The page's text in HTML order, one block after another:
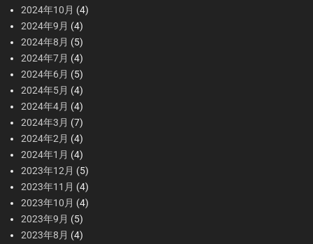
2024年10月 (4)
2024年9月 (4)
2024年8月 (5)
2024年7月 (4)
2024年6月 (5)
2024年5月 (4)
2024年4月 (4)
2024年3月 (7)
2024年2月 (4)
2024年1月 (4)
2023年12月 (5)
2023年11月 (4)
2023年10月 (4)
2023年9月 (5)
2023年8月 (4)